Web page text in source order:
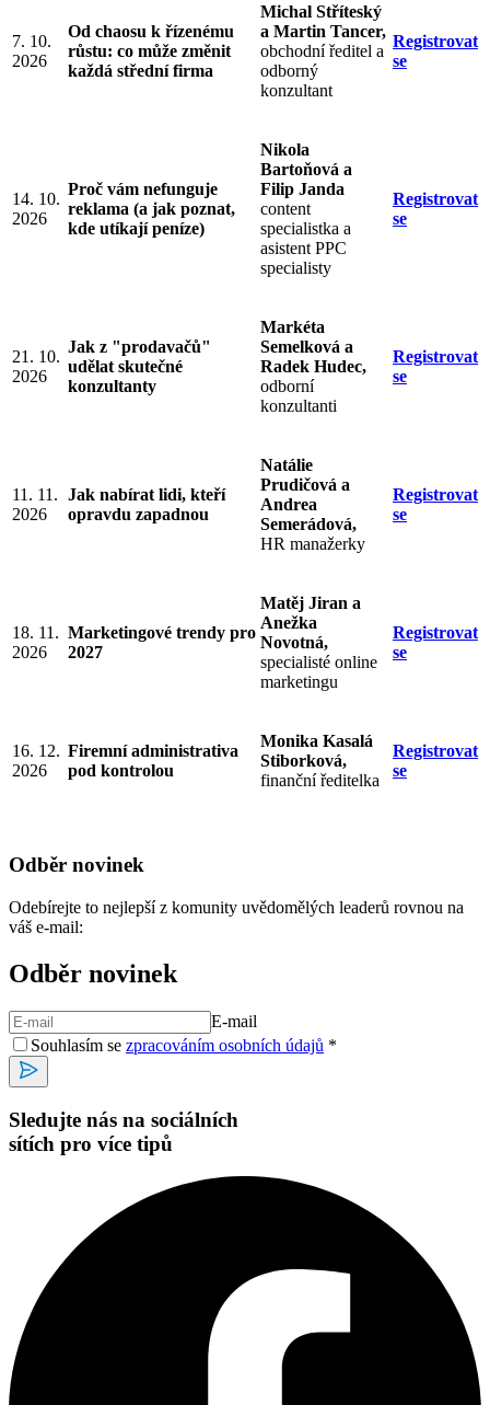
7. 10.
2026
Od chaosu k řízenému
růstu: co může změnit
každá střední firma
Michal Stříteský
a Martin Tancer,
obchodní ředitel a
odborný
konzultant
Registrovat
se
14. 10.
2026
Proč vám nefunguje
reklama (a jak poznat,
kde utíkají peníze)
Nikola
Bartoňová a
Filip Janda
content
specialistka a
asistent PPC
specialisty
Registrovat
se
21. 10.
2026
Jak z "prodavačů"
udělat skutečné
konzultanty
Markéta
Semelková a
Radek Hudec,
odborní
konzultanti
Registrovat
se
11. 11.
2026
Jak nabírat lidi, kteří
opravdu zapadnou
Natálie
Prudičová a
Andrea
Semerádová,
HR manažerky
Registrovat
se
18. 11.
2026
Marketingové trendy pro
2027
Matěj Jiran a
Anežka
Novotná,
specialisté online
marketingu
Registrovat
se
16. 12.
2026
Firemní administrativa
pod kontrolou
Monika Kasalá
Stiborková,
finanční ředitelka
Registrovat
se
Odběr novinek
Odebírejte to nejlepší z komunity uvědomělých leaderů rovnou na
váš e-mail:
Odběr novinek
E-mail
Souhlasím se zpracováním osobních údajů *
Sledujte nás na sociálních
sítích pro více tipů